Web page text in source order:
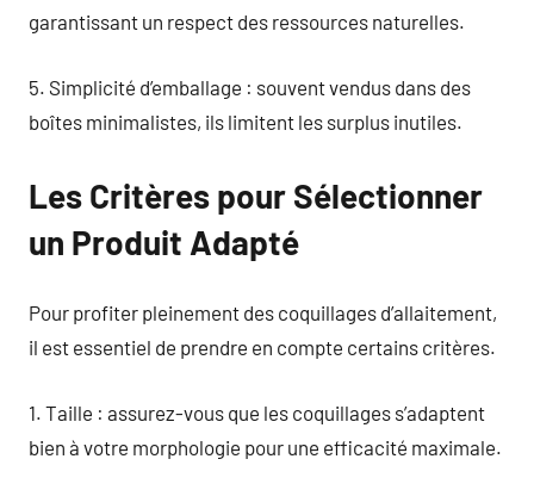
garantissant un respect des ressources naturelles.
5. Simplicité d’emballage : souvent vendus dans des
boîtes minimalistes, ils limitent les surplus inutiles.
Les Critères pour Sélectionner
un Produit Adapté
Pour profiter pleinement des coquillages d’allaitement,
il est essentiel de prendre en compte certains critères.
1. Taille : assurez-vous que les coquillages s’adaptent
bien à votre morphologie pour une efficacité maximale.